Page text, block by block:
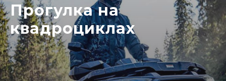
Прогулка на
квадроциклах